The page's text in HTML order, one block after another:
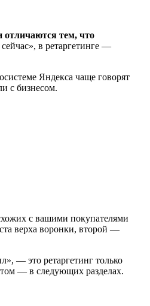
отличаются тем, что
в ретаргетинге —
Яндекса чаще говорят
с бизнесом.
с вашими покупателями
верха воронки, второй —
— это ретаргетинг только
— в следующих разделах.